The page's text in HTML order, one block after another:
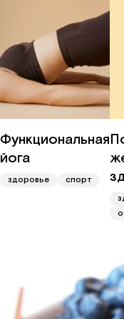
Функциональная
йога
здоровье спорт